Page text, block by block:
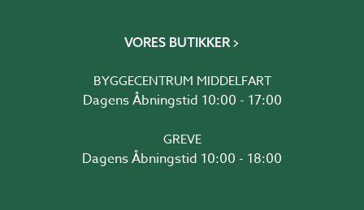
VORES BUTIKKER
BYGGECENTRUM MIDDELFART
Dagens Åbningstid 10:00 - 17:00
GREVE
Dagens Åbningstid 10:00 - 18:00